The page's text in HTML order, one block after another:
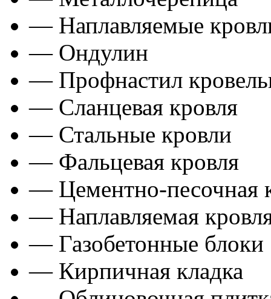
— Наплавляемые
— Ондулин
— Профнастил
— Сланцевая кровля
— Стальные кровли
— Фальцевая кровля
— Цементно-песочная
— Наплавляемая
— Газобетонные блоки
— Кирпичная кладка